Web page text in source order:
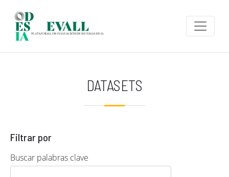
DATASETS
Filtrar por
Buscar palabras clave